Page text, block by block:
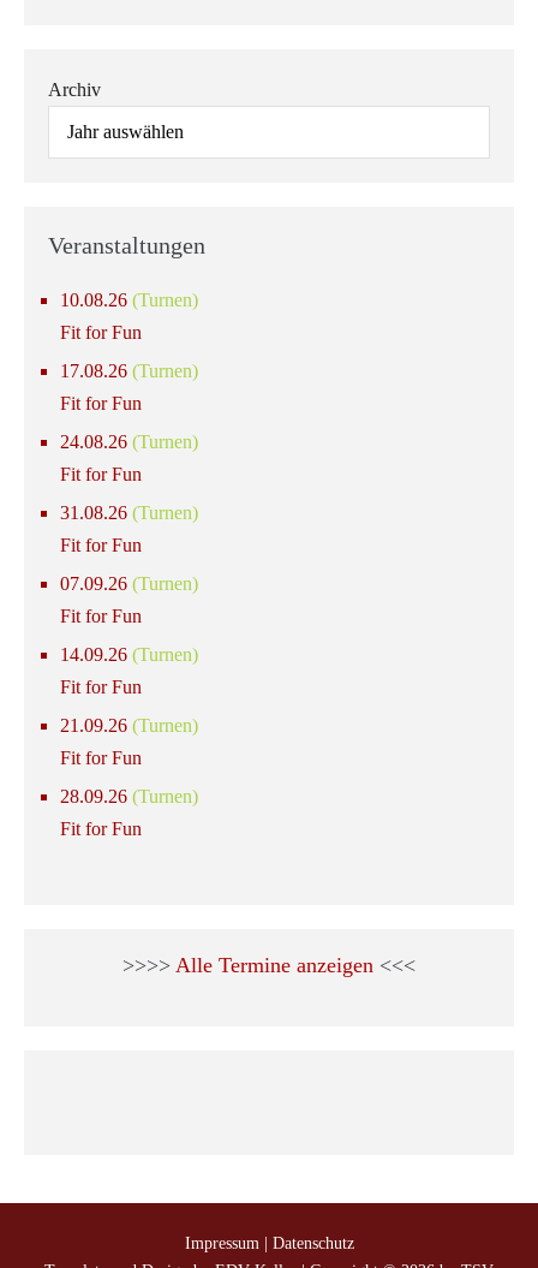
Archiv
Veranstaltungen
10.08.26 (Turnen)
Fit for Fun
17.08.26 (Turnen)
Fit for Fun
24.08.26 (Turnen)
Fit for Fun
31.08.26 (Turnen)
Fit for Fun
07.09.26 (Turnen)
Fit for Fun
14.09.26 (Turnen)
Fit for Fun
21.09.26 (Turnen)
Fit for Fun
28.09.26 (Turnen)
Fit for Fun
>>>> Alle Termine anzeigen <<<
Impressum
Datenschutz